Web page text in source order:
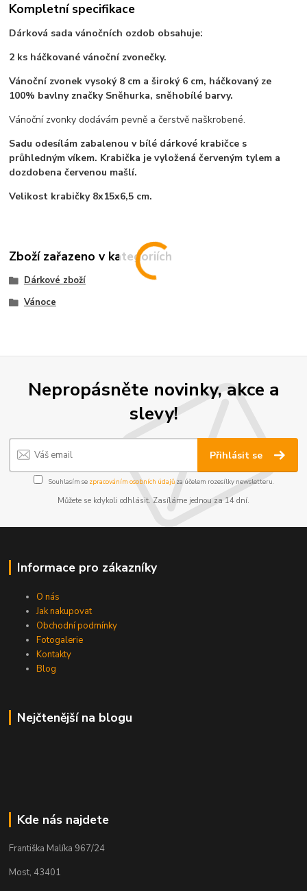
Kompletní specifikace
Dárková sada vánočních ozdob obsahuje:
2 ks háčkované vánoční zvonečky.
Vánoční zvonek vysoký 8 cm a široký 6 cm, háčkovaný ze
100% bavlny značky Sněhurka, sněhobílé barvy.
Vánoční zvonky dodávám pevně a čerstvě naškrobené.
Sadu odesílám zabalenou v bílé dárkové krabičce s
průhledným víkem. Krabička je vyložená červeným tylem a
dozdobena červenou mašlí.
Velikost krabičky 8x15x6,5 cm.
Zboží zařazeno v kategoriích
Dárkové zboží
Vánoce
Nepropásněte novinky, akce a
slevy!
Přihlásit se
Souhlasím se zpracováním osobních údajůza účelem rozesílky newsletteru.
Můžete se kdykoli odhlásit. Zasíláme jednou za 14 dní.
Informace pro zákazníky
O nás
Jak nakupovat
Obchodní podmínky
Fotogalerie
Kontakty
Blog
Nejčtenější na blogu
Kde nás najdete
Františka Malíka 967/24
Most, 43401